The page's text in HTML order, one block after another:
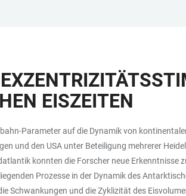
EISZEITEN
Parameter auf die Dynamik von
und den USA unter Beteiligung mehrerer
konnten die Forscher neue
Prozesse in der Dynamik des
Schwankungen und die Zyklizität des